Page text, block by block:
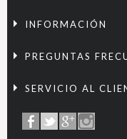
INFORMACIÓN
PREGUNTAS
SERVICIO AL